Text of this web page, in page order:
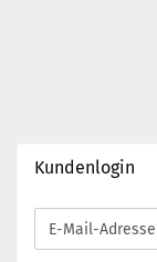
Kundenlogin
E-
Mail-